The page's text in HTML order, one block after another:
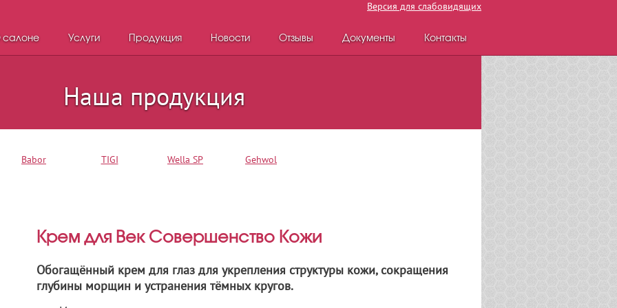
Версия для слабовидящих
салоне Услуги Продукция Новости Отзывы Документы Контакты
Наша продукция
Babor TIGI Wella SP Gehwol
Крем для Век Совершенство Кожи
Обогащённый крем для глаз для укрепления структуры кожи, сокращения
глубины морщин и устранения тёмных кругов.